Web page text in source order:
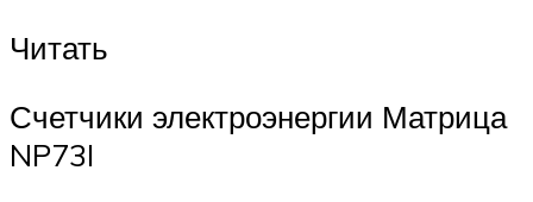
Читать
Счетчики электроэнергии Матрица
NP73I